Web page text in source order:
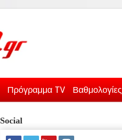
Πρόγραμμα TV Βαθμολογίες
Social